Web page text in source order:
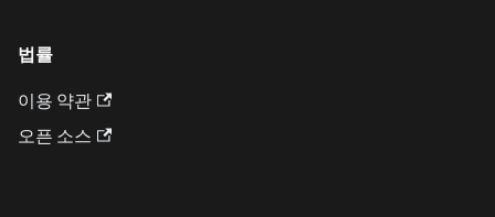
법률
이용 약관
오픈 소스